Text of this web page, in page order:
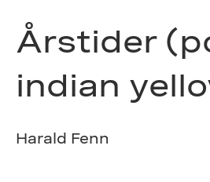
Årstider
indian
Harald Fenn